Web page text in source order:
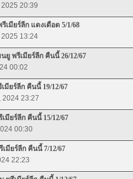
20:39
มียร์ลีก แดงเดือด 5/1/68
13:24
พรีเมียร์ลีก คืนนี้ 26/12/67
00:02
ยร์ลีก คืนนี้ 19/12/67
23:27
ยร์ลีก คืนนี้ 15/12/67
00:30
มียร์ลีก คืนนี้ 7/12/67
22:23